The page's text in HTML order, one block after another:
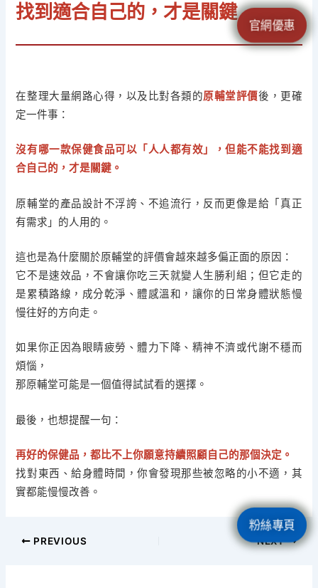
找到適合自己的，才是關鍵
在整理大量網路心得，以及比對各類的原輔堂評價後，更確
定一件事：
沒有哪一款保健食品可以「人人都有效」，但能不能找到適
合自己的，才是關鍵。
原輔堂的產品設計不浮誇、不追流行，反而更像是給「真正
有需求」的人用的。
這也是為什麼關於原輔堂的評價會越來越多偏正面的原因：
它不是速效品，不會讓你吃三天就變人生勝利組；但它走的
是累積路線，成分乾淨、體感溫和，讓你的日常身體狀態慢
慢往好的方向走。
如果你正因為眼睛疲勞、體力下降、精神不濟或代謝不穩而
煩惱，
那原輔堂可能是一個值得試試看的選擇。
最後，也想提醒一句：
再好的保健品，都比不上你願意持續照顧自己的那個決定。
找對東西、給身體時間，你會發現那些被忽略的小不適，其
實都能慢慢改善。
PREVIOUS NEXT
官網優惠
粉絲專頁